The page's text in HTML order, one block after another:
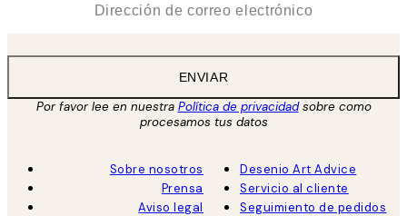
ENVIAR
Por favor lee en nuestra Política de privacidadsobre como
procesamos tus datos
Sobre nosotros
Prensa
Aviso legal
Desenio Art Advice
Servicio al cliente
Seguimiento de pedidos